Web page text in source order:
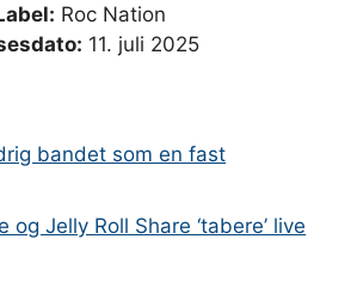
Roc Nation
11. juli 2025
bandet som en fast
og Jelly Roll Share ‘tabere’ live